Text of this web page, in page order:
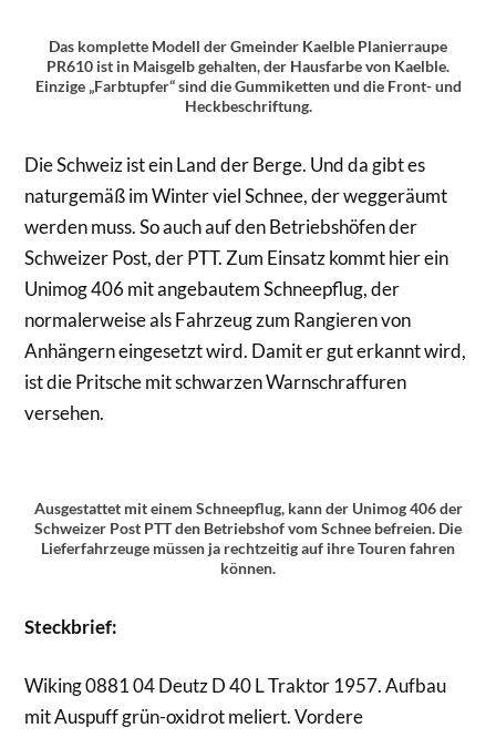
Das komplette Modell der Gmeinder Kaelble Planierraupe
PR610 ist in Maisgelb gehalten, der Hausfarbe von Kaelble.
Einzige „Farbtupfer“ sind die Gummiketten und die Front- und
Heckbeschriftung.
Die Schweiz ist ein Land der Berge. Und da gibt es
naturgemäß im Winter viel Schnee, der weggeräumt
werden muss. So auch auf den Betriebshöfen der
Schweizer Post, der PTT. Zum Einsatz kommt hier ein
Unimog 406 mit angebautem Schneepflug, der
normalerweise als Fahrzeug zum Rangieren von
Anhängern eingesetzt wird. Damit er gut erkannt wird,
ist die Pritsche mit schwarzen Warnschraffuren
versehen.
Ausgestattet mit einem Schneepflug, kann der Unimog 406 der
Schweizer Post PTT den Betriebshof vom Schnee befreien. Die
Lieferfahrzeuge müssen ja rechtzeitig auf ihre Touren fahren
können.
Steckbrief:
Wiking 0881 04 Deutz D 40 L Traktor 1957. Aufbau
mit Auspuff grün-oxidrot meliert. Vordere